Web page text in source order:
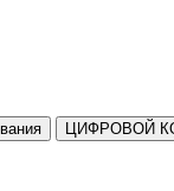
ЦИФРОВОЙ